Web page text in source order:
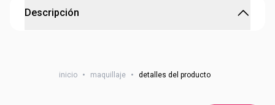
Descripción
sensación de hidratación, suavidad & volumen al instante
inicio • maquillaje • detalles del producto